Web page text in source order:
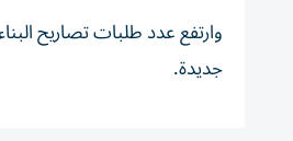
جديدة.